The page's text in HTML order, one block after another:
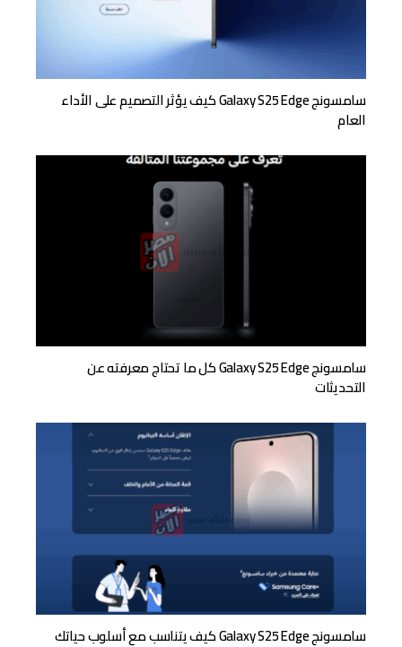
سامسونج Galaxy S25 Edge كيف يؤثر التصميم على الأداء
العام
سامسونج Galaxy S25 Edge كل ما تحتاج معرفته عن
التحديثات
سامسونج Galaxy S25 Edge كيف يتناسب مع أسلوب حياتك